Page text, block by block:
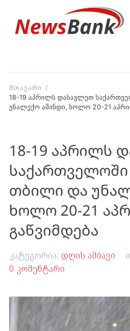
მთავარი /
18-19 აპრილს დასავლეთ
უნალექო ამინდი, ხოლო 20-21
18-19 აპრილს
თბილი და
ხოლო 20-21
გაწვიმდება
კატეგორია: დღის ამბავი
0 კომენტარი